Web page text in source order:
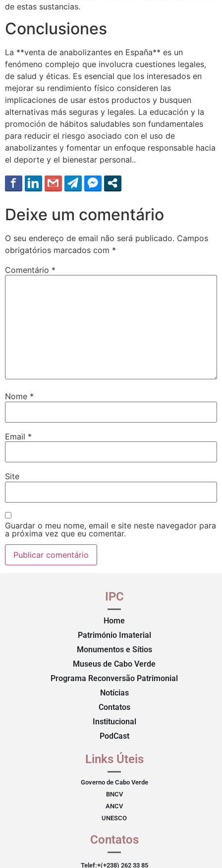
de estas sustancias.
Conclusiones
La **venta de anabolizantes en España** es un
fenómeno complejo que involucra cuestiones legales,
de salud y éticas. Es esencial que los interesados en
mejorar su rendimiento físico consideren las
implicaciones de usar estos productos y busquen
alternativas más seguras y legales. La educación y la
promoción de hábitos saludables son fundamentales
para reducir el riesgo asociado con el uso de
anabolizantes y fomentar un enfoque responsable hacia
el deporte y el bienestar personal..
Deixe um comentário
O seu endereço de email não será publicado. Campos
obrigatórios marcados com *
Comentário *
Nome *
Email *
Site
Guardar o meu nome, email e site neste navegador para
a próxima vez que eu comentar.
IPC
Home
Património Imaterial
Monumentos e Sítios
Museus de Cabo Verde
Programa Reconversão Patrimonial
Notícias
Contatos
Institucional
PodCast
Links Úteis
Governo de Cabo Verde
BNCV
ANCV
UNESCO
Contatos
Telef:+(+238) 262 33 85